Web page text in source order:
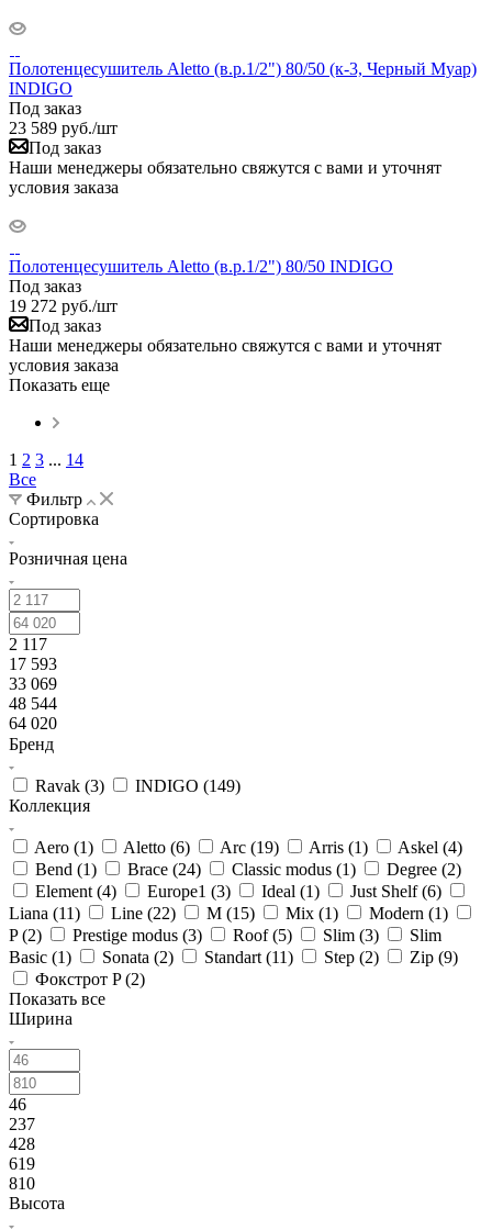
Полотенцесушитель Aletto (в.р.1/2") 80/50 (к-3, Черный Муар)
INDIGO
Под заказ
23 589 руб./шт
Под заказ
Наши менеджеры обязательно свяжутся с вами и уточнят
условия заказа
Полотенцесушитель Aletto (в.р.1/2") 80/50 INDIGO
Под заказ
19 272 руб./шт
Под заказ
Наши менеджеры обязательно свяжутся с вами и уточнят
условия заказа
Показать еще
1 2 3 ... 14
Все
Фильтр
Сортировка
Розничная цена
2 117
17 593
33 069
48 544
64 020
Бренд
Ravak (3) INDIGO (149)
Коллекция
Aero (1) Aletto (6) Arc (19) Arris (1) Askel (4)
Bend (1) Brace (24) Classic modus (1) Degree (2)
Element (4) Europe1 (3) Ideal (1) Just Shelf (6)
Liana (11) Line (22) M (15) Mix (1) Modern (1)
P (2) Prestige modus (3) Roof (5) Slim (3)
Slim
Basic (1) Sonata (2) Standart (11) Step (2) Zip (9)
Фокстрот P (2)
Показать все
Ширина
46
237
428
619
810
Высота